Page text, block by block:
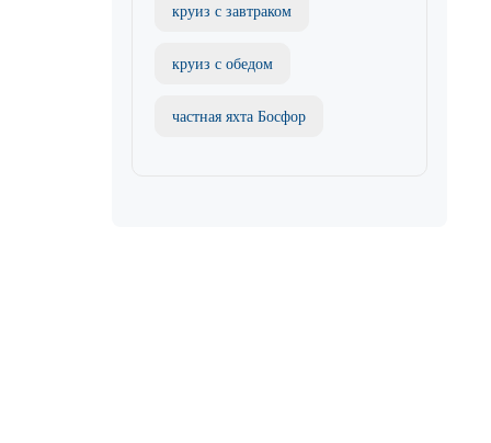
круиз с завтраком
круиз с обедом
частная яхта Босфор